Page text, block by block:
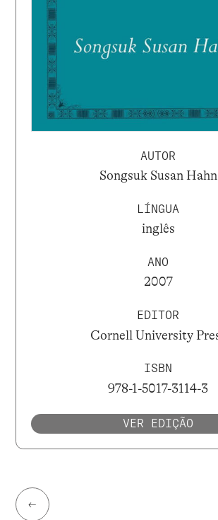
AUTOR
Songsuk Susan Hahn
LÍNGUA
inglês
ANO
2007
EDITOR
Cornell University
ISBN
978-1-5017-3114-3
VER EDIÇÃO
←